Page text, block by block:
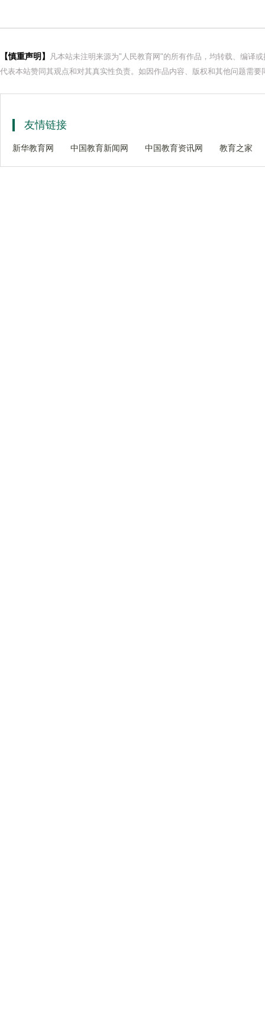
【慎重声明】
凡本站未注明来源为"人民教育网"的所有作品，均转载、编译
代表本站赞同其观点和对其真实性负责。如因作品内容、版权和其他问题需
友情链接
新华教育网 中国教育新闻网 中国教育资讯网 教育之家